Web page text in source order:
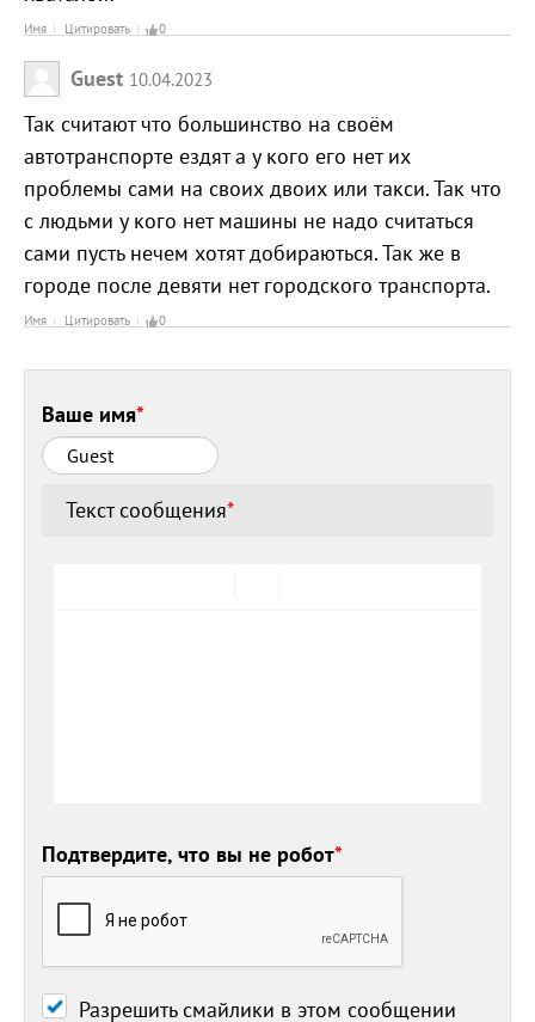
Имя Цитировать 0
Guest 10.04.2023
Так считают что большинство на своём
автотранспорте ездят а у кого его нет их
проблемы сами на своих двоих или такси. Так что
с людьми у кого нет машины не надо считаться
сами пусть нечем хотят добираються. Так же в
городе после девяти нет городского транспорта.
Имя Цитировать 0
Ваше имя*
Текст сообщения*
Подтвердите, что вы не робот*
Разрешить смайлики в этом сообщении